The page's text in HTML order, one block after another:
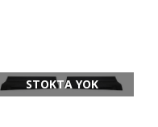
STOKTA YOK